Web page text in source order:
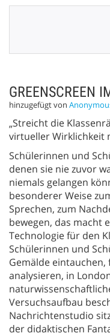
GREENSCREEN
hinzugefügt von
„Streicht die
virtueller Wirklichkeit
Schülerinnen und
denen sie nie zuvor
niemals gelangen
besonderer Weise
Sprechen, zum
bewegen, das macht
Technologie für den
Schülerinnen und
Gemälde
analysieren, in
Versuchsaufbau
Nachrichtenstudio
der didaktischen